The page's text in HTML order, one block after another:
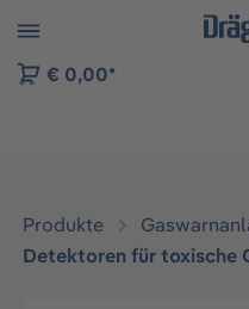
der B2B-Plattform
€ 0,00*
Produkte
Detektoren für toxische